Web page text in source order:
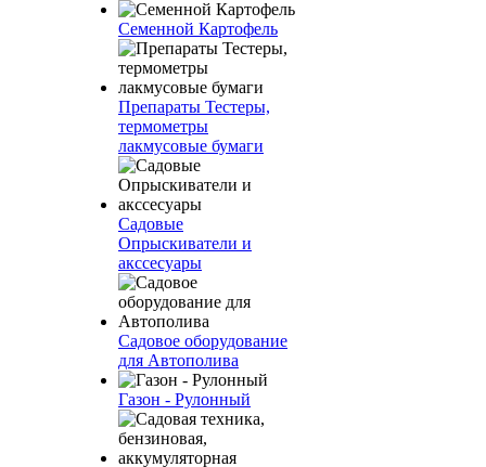
Семенной Картофель
Препараты Тестеры,
термометры
лакмусовые бумаги
Садовые
Опрыскиватели и
акссесуары
Садовое оборудование
для Автополива
Газон - Рулонный